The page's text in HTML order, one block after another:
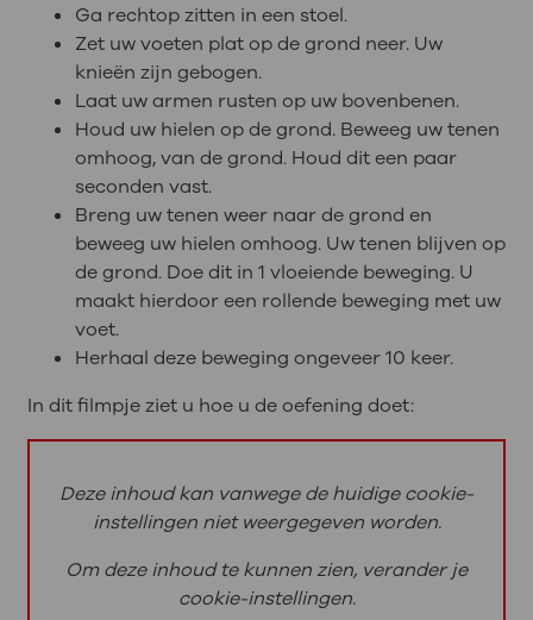
Ga rechtop zitten in een stoel.
Zet uw voeten plat op de grond neer. Uw
knieën zijn gebogen.
Laat uw armen rusten op uw bovenbenen.
Houd uw hielen op de grond. Beweeg uw tenen
omhoog, van de grond. Houd dit een paar
seconden vast.
Breng uw tenen weer naar de grond en
beweeg uw hielen omhoog. Uw tenen blijven op
de grond. Doe dit in 1 vloeiende beweging. U
maakt hierdoor een rollende beweging met uw
voet.
Herhaal deze beweging ongeveer 10 keer.
In dit filmpje ziet u hoe u de oefening doet:
Deze inhoud kan vanwege de huidige cookie-
instellingen niet weergegeven worden.
Om deze inhoud te kunnen zien, verander je
cookie-instellingen.